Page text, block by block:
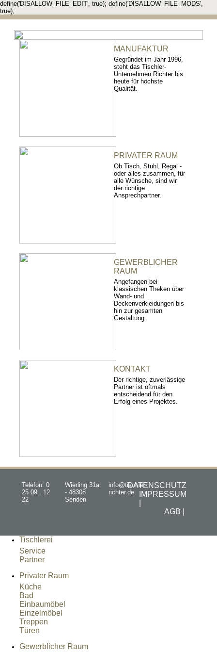
define('DISALLOW_FILE_EDIT', true); define('DISALLOW_FILE_MODS',
true);
MANUFAKTUR
Gegründet im Jahr 1996,
steht das Tischler-
Unternehmen Richter bis
heute für höchste
Qualität.
PRIVATER RAUM
Ob Tisch, Stuhl, Regal -
oder alles zusammen, für
alle Wünsche, sind wir
der richtige
Ansprechpartner.
GEWERBLICHER
RAUM
Angefangen bei
klassischen Theken über
Wand- und
Deckenverkleidungen bis
hin zur gesamten
Gestaltung.
KONTAKT
Der richtige, zuverlässige
Partner ist oftmals
entscheidend für den
Erfolg eines Projektes.
Telefon: 0
25 09 . 12
22
Wierling 31a
- 48308
Senden
info@tischler-
richter.de
DATENSCHUTZ
IMPRESSUM
AGB |
Tischlerei
Service
Partner
Privater Raum
Küche
Bad
Einbaumöbel
Einzelmöbel
Treppen
Türen
Gewerblicher Raum